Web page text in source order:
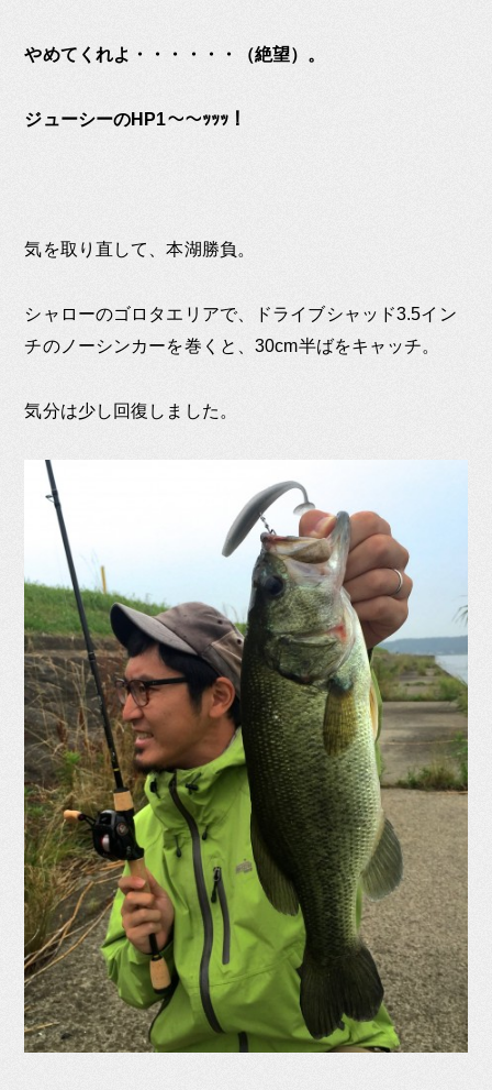
やめてくれよ・・・・・・（絶望）。
ジューシーのHP1〜〜ｯｯｯ！
気を取り直して、本湖勝負。
シャローのゴロタエリアで、ドライブシャッド3.5イン
チのノーシンカーを巻くと、30cm半ばをキャッチ。
気分は少し回復しました。